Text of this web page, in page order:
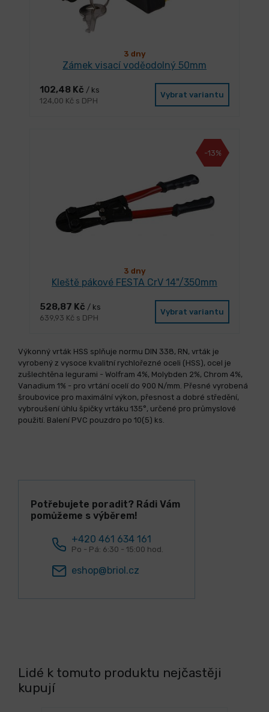
3 dny
Zámek visací voděodolný 50mm
102,48 Kč / ks
124,00 Kč s DPH
Vybrat variantu
-13%
3 dny
Kleště pákové FESTA CrV 14"/350mm
528,87 Kč / ks
639,93 Kč s DPH
Vybrat variantu
Výkonný vrták HSS splňuje normu DIN 338, RN, vrták je
vyrobený z vysoce kvalitní rychlořezné oceli (HSS), ocel je
zušlechtěna legurami - Wolfram 4%, Molybden 2%, Chrom 4%,
Vanadium 1% - pro vrtání ocelí do 900 N/mm. Přesné vyrobená
šroubovice pro maximální výkon, přesnost a dobré středění,
vybroušení úhlu špičky vrtáku 135°, určené pro průmyslové
použití. Balení PVC pouzdro po 10(5) ks.
Potřebujete poradit? Rádi Vám
pomůžeme s výběrem!
+420 461 634 161
Po - Pá: 6:30 - 15:00 hod.
eshop@briol.cz
Lidé k tomuto produktu nejčastěji
kupují